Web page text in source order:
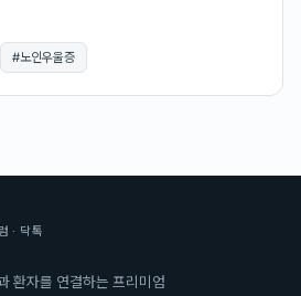
#노인우울증
· 닥톡
환자를 연결하는 프리미엄